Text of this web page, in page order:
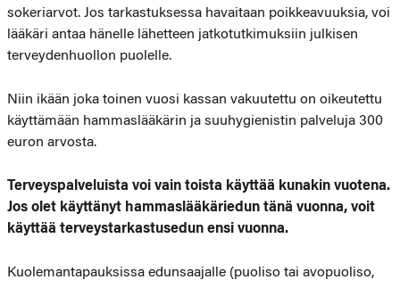
sokeriarvot. Jos tarkastuksessa havaitaan poikkeavuuksia, voi
lääkäri antaa hänelle lähetteen jatkotutkimuksiin julkisen
terveydenhuollon puolelle.
Niin ikään joka toinen vuosi kassan vakuutettu on oikeutettu
käyttämään hammaslääkärin ja suuhygienistin palveluja 300
euron arvosta.
Terveyspalveluista voi vain toista käyttää kunakin vuotena.
Jos olet käyttänyt hammaslääkäriedun tänä vuonna, voit
käyttää terveystarkastusedun ensi vuonna.
Kuolemantapauksissa edunsaajalle (puoliso tai avopuoliso,